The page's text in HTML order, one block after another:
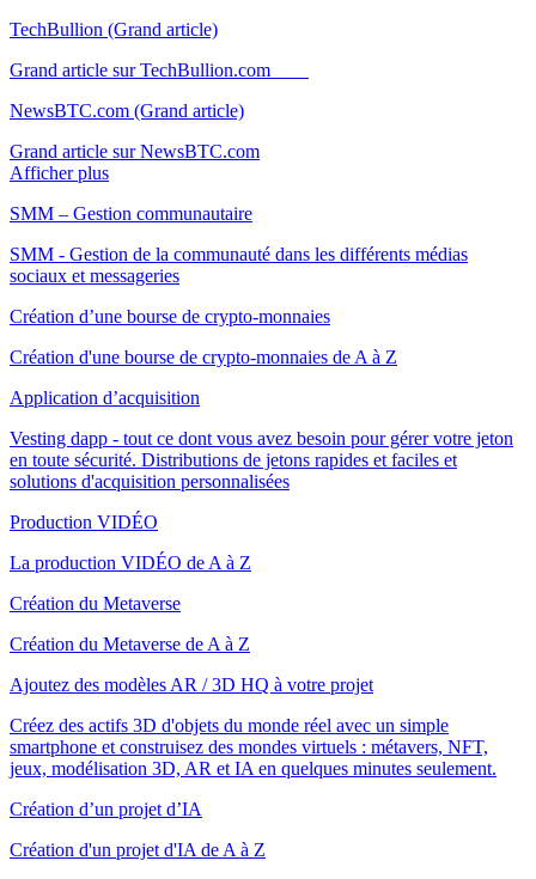
TechBullion (Grand article)
Grand article sur TechBullion.com
NewsBTC.com (Grand article)
Grand article sur NewsBTC.com
Afficher plus
SMM – Gestion communautaire
SMM - Gestion de la communauté dans les différents médias
sociaux et messageries
Création d’une bourse de crypto-monnaies
Création d'une bourse de crypto-monnaies de A à Z
Application d’acquisition
Vesting dapp - tout ce dont vous avez besoin pour gérer votre jeton
en toute sécurité. Distributions de jetons rapides et faciles et
solutions d'acquisition personnalisées
Production VIDÉO
La production VIDÉO de A à Z
Création du Metaverse
Création du Metaverse de A à Z
Ajoutez des modèles AR / 3D HQ à votre projet
Créez des actifs 3D d'objets du monde réel avec un simple
smartphone et construisez des mondes virtuels : métavers, NFT,
jeux, modélisation 3D, AR et IA en quelques minutes seulement.
Création d’un projet d’IA
Création d'un projet d'IA de A à Z